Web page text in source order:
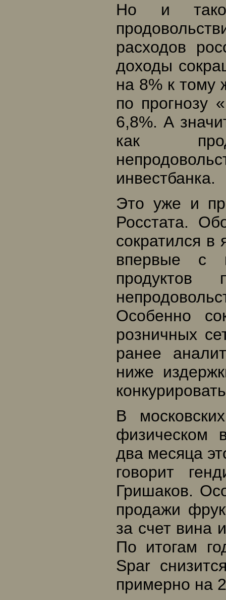
Но и
расходов
доходы
на 8% к тому
по прогнозу
6,8%. А
как
инвестбанка.
Это уже и
Росстата.
сократился в
впервые с
продуктов
Особенно
розничных
ранее
ниже
В
физическом
два месяца
говорит
Гришаков.
продажи
за счет вина
По итогам
Spar
примерно на